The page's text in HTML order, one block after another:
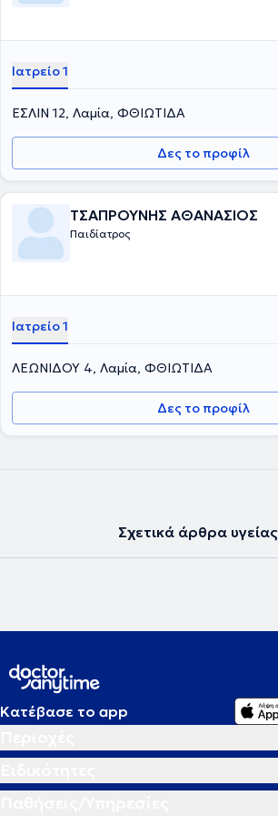
Ιατρείο 1
ΕΣΛΙΝ 12, Λαμία, ΦΘΙΩΤΙΔΑ
Δες το προφίλ
ΤΣΑΠΡΟΥΝΗΣ ΑΘΑΝΑΣΙΟΣ
Παιδίατρος
Ιατρείο 1
ΛΕΩΝΙΔΟΥ 4, Λαμία, ΦΘΙΩΤΙΔΑ
Δες το προφίλ
Σχετικά άρθρα υγείας
Κατέβασε το app